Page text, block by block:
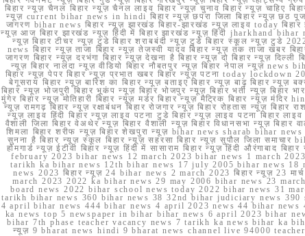
बिहार न्यूज़ चैनल बिहार न्यूज़ चैनल लाइव बिहार न्यूज़ चुनाव बिहार न्यूज़ चाहिए
न्यूज़ current bihar news in hindi बिहार न्यूज़ छपरा जिला बिहार न्यूज़ छठ पूजा
जागरण bihar news बिहार न्यूज़ झारखंड बिहार-झारखंड न्यूज़ लाइव today
न्यूज़ आज बिहार झारखंड न्यूज़ हिंदी में बिहार झारखंड न्यूज़ हिंदी jharkhand bihar
न्यूज़ बिहार टीचर न्यूज़ टुडे बिहार शराबबंदी न्यूज़ टुडे बिहार स्कूल न्यूज़ टुडे
news बिहार न्यूज़ ताजा बिहार न्यूज़ तेजस्वी यादव बिहार न्यूज़ तक ताजा खबर
जागरण बिहार न्यूज़ दरभंगा बिहार न्यूज़ देखना है बिहार न्यूज़ दो बिहार न्यूज़ दिल्ली
न्यूज़ बिहार नालंदा न्यूज़ वीडियो बिहार नौबतपुर न्यूज़ बिहार नेपाल न्यूज़
बिहार न्यूज़ पेपर बिहार न्यूज़ प्रभात खबर बिहार न्यूज़ पटना today lockdown
बेगूसराय बिहार न्यूज़ बारिश का बिहार न्यूज़ बताइए बिहार न्यूज़ बाढ़ बिहार न्यूज़
बिहार न्यूज़ भोजपुरी बिहार भूकंप न्यूज़ बिहार भोजपुर न्यूज़ बिहार भर्ती न्यूज़
मुंगेर बिहार न्यूज़ मोतिहारी बिहार न्यूज़ मर्डर बिहार न्यूज़ मैट्रिक बिहार न्यूज़
न्यूज़ रामगढ़ बिहार न्यूज़ रक्षाबंधन बिहार रोजगार न्यूज़ बिहार रोहतास न्यूज़
न्यूज़ लाइव हिंदी बिहार न्यूज़ लाइव पटना टुडे बिहार न्यूज़ लाइव पटना बिहार
वैशाली जिला बिहार वेअथेर न्यूज़ बिहार वैशाली न्यूज़ बिहार विधानसभा न्यूज़ बिहार
शिमला बिहार शरीफ न्यूज़ बिहार शेखपुरा न्यूज़ bihar news sharab bihar news
सुनना है बिहार न्यूज़ स्कूल बिहार न्यूज़ सहरसा बिहार न्यूज़ सुपौल जिला समाचार
होमगार्ड न्यूज़ ईटीवी बिहार न्यूज़ हिंदी में सासाराम बिहार न्यूज़ हिंदी
february 2023 bihar news 12 march 2023 bihar news 1 march
tarikh ka bihar news 12th bihar news 17 july 2005 bihar news 18
news 2023 बिहार न्यूज़ 24 bihar news 2 march 2023 बिहार न्यूज़ 23
march 2023 2022 ka bihar news 29 may 2006 bihar news 23
board news 2022 bihar school news today 2022 bihar news 31
tarikh bihar news 360 bihar news 38 32nd bihar judiciary news
4 april bihar news 444 bihar news 4 april 2023 news 44 bihar
ka news top 5 newspaper in bihar bihar news 6 april 2023 bihar
bihar 7th phase teacher vacancy news 7 tarikh ka news bihar ka
न्यूज़ 9 bharat news hindi 9 bharat news channel live 94000